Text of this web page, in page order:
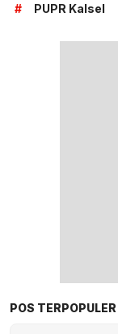
#
PUPR Kalsel
POS TERPOPULER